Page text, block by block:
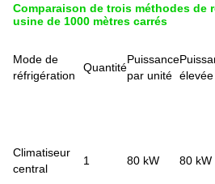
Comparaison de trois méthodes de
usine de 1000 mètres carrés
Mode de
réfrigération
Quantité
Puissance
par unité élevée
Climatiseur
central
1 80 kW 80 kW